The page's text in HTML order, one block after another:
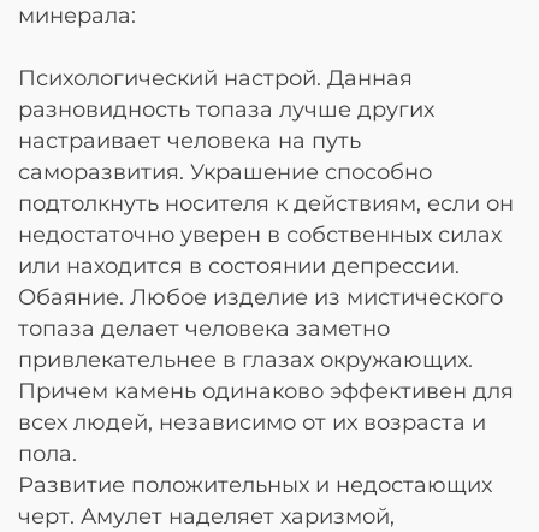
минерала:
Психологический настрой. Данная
разновидность топаза лучше других
настраивает человека на путь
саморазвития. Украшение способно
подтолкнуть носителя к действиям, если он
недостаточно уверен в собственных силах
или находится в состоянии депрессии.
Обаяние. Любое изделие из мистического
топаза делает человека заметно
привлекательнее в глазах окружающих.
Причем камень одинаково эффективен для
всех людей, независимо от их возраста и
пола.
Развитие положительных и недостающих
черт. Амулет наделяет харизмой,